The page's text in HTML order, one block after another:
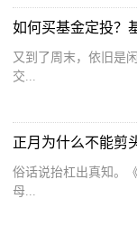
如何买基金定投？
又到了周末，依旧是
交...
俗话说抬杠出真知。
母...